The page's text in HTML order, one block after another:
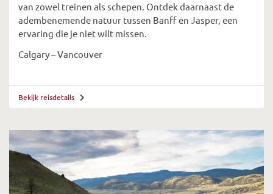
van zowel treinen als schepen. Ontdek daarnaast de
adembenemende natuur tussen Banff en Jasper, een
ervaring die je niet wilt missen.
Calgary – Vancouver
Bekijk reisdetails